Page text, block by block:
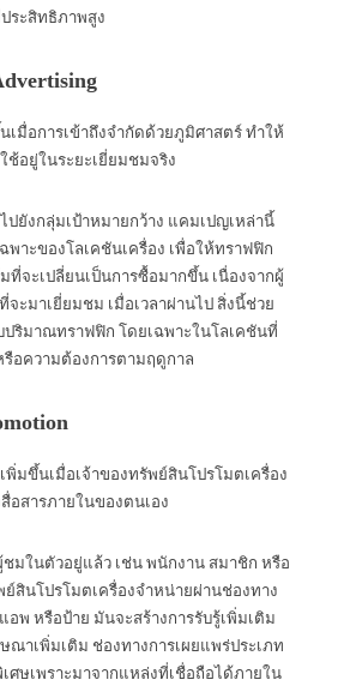
ระสิทธิภาพสูง
เมื่อการเข้าถึงจำกัดด้วยภูมิศาสตร์ ทำให้
อยู่ในระยะเยี่ยมชมจริง
ปยังกลุ่มเป้าหมายกว้าง แคมเปญเหล่านี้
พาะของโลเคชันเครื่อง เพื่อให้ทราฟฟิก
จะเปลี่ยนเป็นการซื้อมากขึ้น เนื่องจากผู้
ะมาเยี่ยมชม เมื่อเวลาผ่านไป สิ่งนี้ช่วย
ปริมาณทราฟฟิก โดยเฉพาะในโลเคชันที่
รือความต้องการตามฤดูกาล
พิ่มขึ้นเมื่อเจ้าของทรัพย์สินโปรโมตเครื่อง
อสารภายในของตนเอง
มในตัวอยู่แล้ว เช่น พนักงาน สมาชิก หรือ
ย์สินโปรโมตเครื่องจำหน่ายผ่านช่องทาง
อพ หรือป้าย มันจะสร้างการรับรู้เพิ่มเติม
ณาเพิ่มเติม ช่องทางการเผยแพร่ประเภท
ศษเพราะมาจากแหล่งที่เชื่อถือได้ภายใน